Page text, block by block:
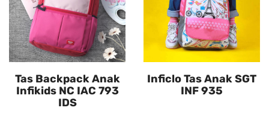
Tas Backpack Anak
Infikids NC IAC 793
IDS
Inficlo Tas Anak SGT
INF 935